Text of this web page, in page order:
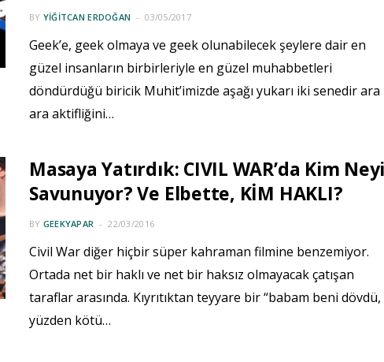
BY YIĞITCAN ERDOĞAN 03/05/2017
Geek’e, geek olmaya ve geek olunabilecek şeylere dair en
güzel insanların birbirleriyle en güzel muhabbetleri
döndürdüğü biricik Muhit’imizde aşağı yukarı iki senedir ara
ara aktifliğini…
Masaya Yatırdık: CIVIL WAR’da Kim Neyi
Savunuyor? Ve Elbette, KİM HAKLI?
BY GEEKYAPAR 22/03/2016
Civil War diğer hiçbir süper kahraman filmine benzemiyor.
Ortada net bir haklı ve net bir haksız olmayacak çatışan
taraflar arasında. Kıyrıtıktan teyyare bir “babam beni dövdü,
yüzden kötü…